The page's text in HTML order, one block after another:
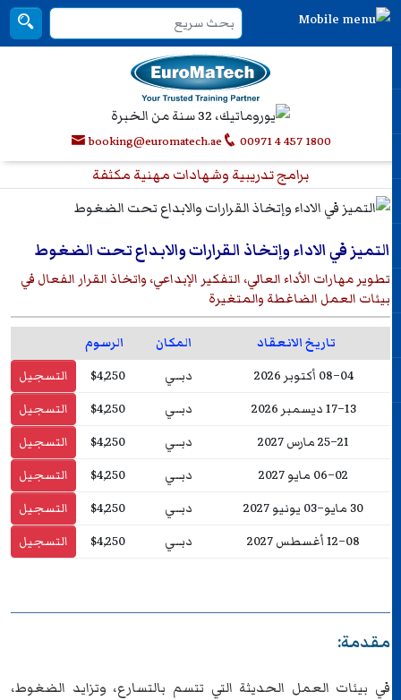
00971 4 457 1800
booking@euromatech.ae
برامج تدريبية وشهادات مهنية مكثفة
التميز في الاداء وإتخاذ القرارات والابداع تحت الضغوط
تطوير مهارات الأداء العالي، التفكير الإبداعي، واتخاذ القرار الفعال في
بيئات العمل الضاغطة والمتغيرة
تاريخ الانعقاد المكان
الرسوم
04–08 أكتوبر 2026
دبــي $4,250
التسجيل
13–17 ديسمبر 2026
دبــي $4,250
التسجيل
21–25 مارس 2027
دبــي $4,250
التسجيل
02–06 مايو 2027
دبــي $4,250
التسجيل
30 مايو–03 يونيو 2027
دبــي $4,250
التسجيل
08–12 أغسطس 2027
دبــي $4,250 التسجيل
مقدمة:
في بيئات العمل الحديثة التي تتسم بالتسارع، وتزايد الضغوط،